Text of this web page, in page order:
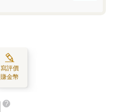
寫評價
賺金幣
?